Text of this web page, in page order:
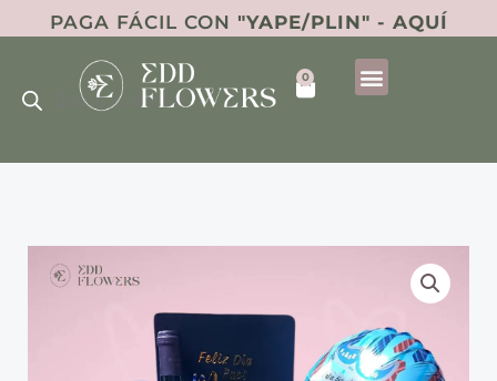
al
contenido
PAGA FÁCIL CON "YAPE/PLIN" - AQUÍ
0
Cart
Box
Deluxe